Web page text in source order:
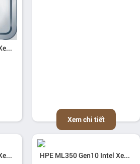
HPE DL180 Gen 10 Intel Xeon-Silver 4215 (2.5GHz/8-core/85W) Processor Kit
Xem chi tiết
HPE DL160 Gen 10 Intel Xeon-Silver 4215 (2.5GHz/8-core/85W) Processor Kit HPE ML350 Gen10 Intel Xeon-Silver 4216 (2.1GHz/10-core/85W) FIO Processor Kit